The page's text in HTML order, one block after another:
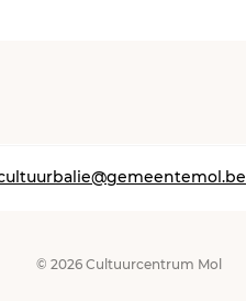
© 2026 Cultuurcentrum Mol